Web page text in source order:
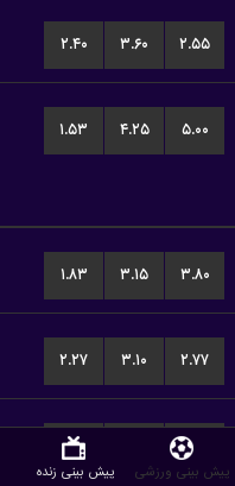
۲.۴۰ ۳.۶۰ ۲.۵۵
۱.۵۳ ۴.۲۵ ۵.۰۰
۱.۸۳ ۳.۱۵ ۳.۸۰
۲.۲۷ ۳.۱۰ ۲.۷۷
۲.۵۵ ۲.۵۰
پیش بینی ورزشی پیش بینی زنده